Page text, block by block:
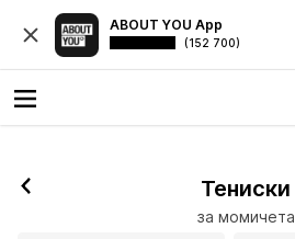
ABOUT YOU App
(152 700)
Тениски
за момичета